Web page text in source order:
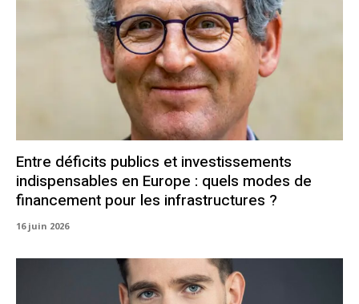
Entre déficits publics et investissements
indispensables en Europe : quels modes de
financement pour les infrastructures ?
16 juin 2026